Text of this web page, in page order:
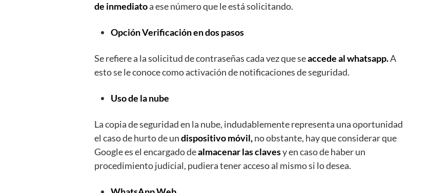
de inmediatoa ese número que le está solicitando.
Opción Verificación en dos pasos
Se refiere a la solicitud de contraseñas cada vez que seaccede al whatsapp.A
esto se le conoce como activación de notificaciones de seguridad.
Uso de la nube
La copia de seguridad en la nube, indudablemente representa una oportunidad
el caso de hurto de undispositivo móvil,no obstante, hay que considerar que
Google es el encargado dealmacenar las clavesy en caso de haber un
procedimiento judicial, pudiera tener acceso al mismo si lo desea.